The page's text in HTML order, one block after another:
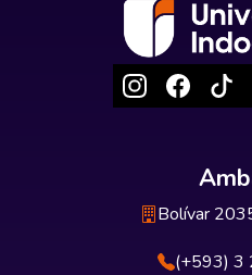
Bolívar
(+593) 3